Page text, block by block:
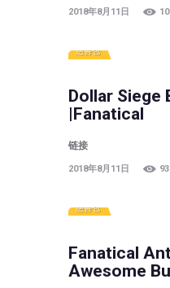
2018年8月11日
慈善包
Dollar Siege
|Fanatical
链接
2018年8月11日
慈善包
Fanatical
Awesome